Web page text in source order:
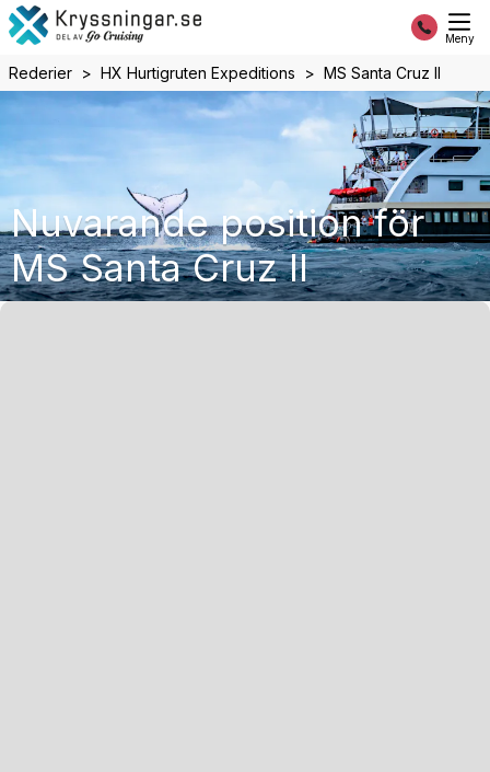
Meny
Rederier HX Hurtigruten Expeditions MS Santa Cruz II
Nuvarande position för
MS Santa Cruz II